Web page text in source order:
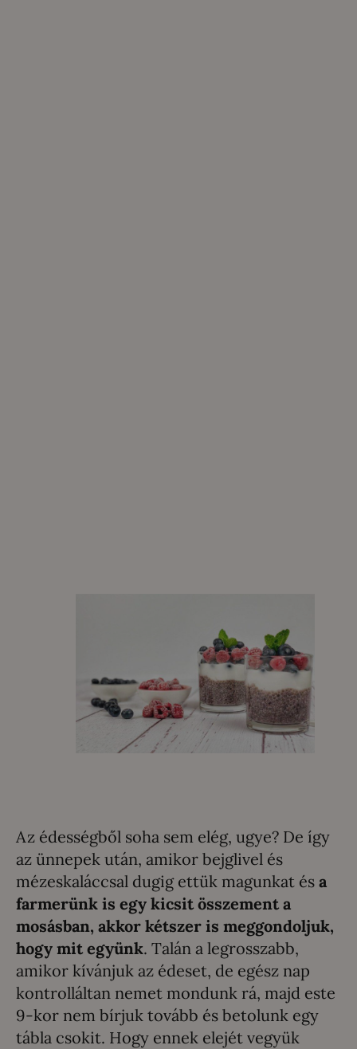
Az édességből soha sem elég, ugye? De így
az ünnepek után, amikor bejglivel és
mézeskaláccsal dugig ettük magunkat és a
farmerünk is egy kicsit összement a
mosásban, akkor kétszer is meggondoljuk,
hogy mit együnk. Talán a legrosszabb,
amikor kívánjuk az édeset, de egész nap
kontrolláltan nemet mondunk rá, majd este
9-kor nem bírjuk tovább és betolunk egy
tábla csokit. Hogy ennek elejét vegyük